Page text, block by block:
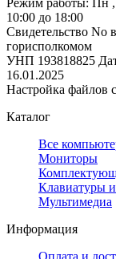
Режим работы: Пн ,
10:00 до 18:00
Свидетельство No
горисполкомом
УНП 193818825
16.01.2025
Настройка файлов
Каталог
Все
Мониторы
Клавиатуры
Мультимедиа
Информация